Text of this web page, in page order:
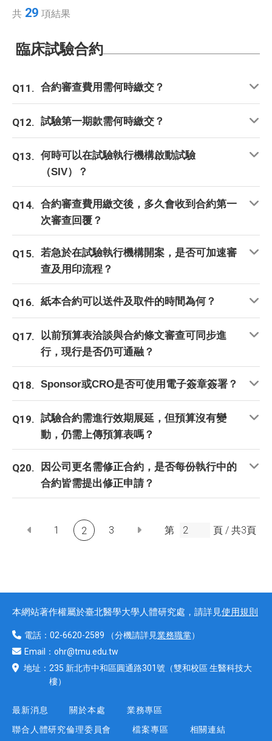
共 29 項結果
臨床試驗合約
Q11. 合約審查費用需何時繳交？
Q12. 試驗第一期款需何時繳交？
Q13. 何時可以在試驗執行機構啟動試驗
（SIV）？
Q14. 合約審查費用繳交後，多久會收到合約第一
次審查回覆？
Q15. 若急於在試驗執行機構開案，是否可加速審
查及用印流程？
Q16. 紙本合約可以送件及取件的時間為何？
Q17.
以前預算表洽談與合約條文審查可同步進
行，現行是否仍可通融？
Q18. Sponsor或CRO是否可使用電子簽章簽署？
Q19. 試驗合約需進行效期展延，但預算沒有變
動，仍需上傳預算表嗎？
Q20.
因公司更名需修正合約，是否每份執行中的
合約皆需提出修正申請？
1 2 3 第 頁 / 共3頁
本網站著作權屬於臺北醫學大學人體研究處，請詳見使用規則
電話： 02-6620-2589 （分機請詳見業務職掌）
Email： ohr@tmu.edu.tw
地址： 235 新北市中和區圓通路301號 （雙和校區 生醫科技大
樓）
最新消息 關於本處
業務專區
聯合人體研究倫理委員會
檔案專區 相關連結